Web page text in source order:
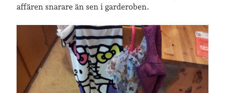
Senaste kommentarer
Vålådalsfyrkanten 2024
Maria
omVår bröllopsdikt
Fredrik Dom
Läste i Språktidningen om SÖ-stilen…
Andrew
om
Söder runt 2023
Mandalorian, vandring och sommarväder – Helenas dagar
om
affären snarare än sen i garderoben.